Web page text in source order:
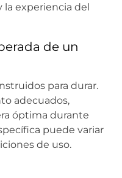
la experiencia del
de un
para durar.
adecuados,
óptima durante
puede variar
de uso.